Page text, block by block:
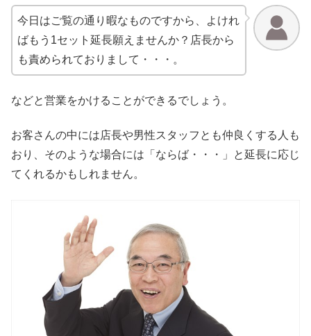
今日はご覧の通り暇なものですから、よけれ
ばもう1セット延長願えませんか？店長から
も責められておりまして・・・。
などと営業をかけることができるでしょう。
お客さんの中には店長や男性スタッフとも仲良くする人も
おり、そのような場合には「ならば・・・」と延長に応じ
てくれるかもしれません。